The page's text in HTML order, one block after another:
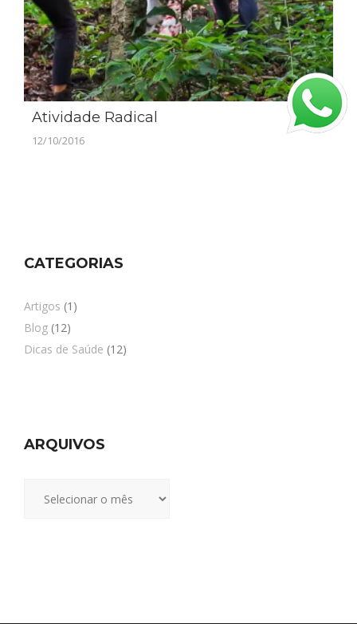
Atividade Radical
12/10/2016
CATEGORIAS
Artigos (1)
Blog (12)
Dicas de Saúde (12)
ARQUIVOS